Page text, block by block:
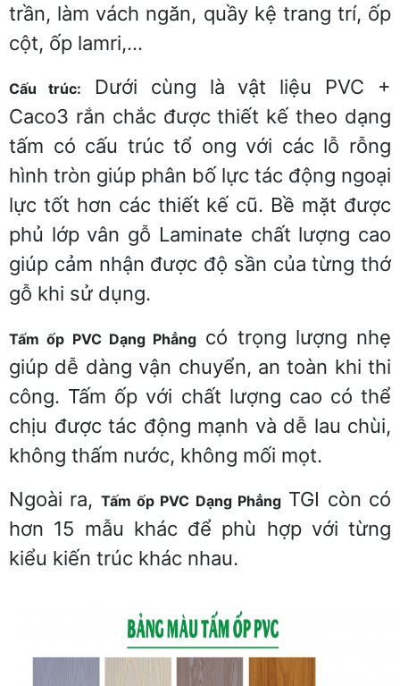
trần, làm vách ngăn, quầy kệ trang trí, ốp
cột, ốp lamri,…
Cấu trúc:
Dưới cùng là vật liệu PVC +
Caco3 rắn chắc được thiết kế theo dạng
tấm có cấu trúc tổ ong với các lỗ rỗng
hình tròn giúp phân bố lực tác động ngoại
lực tốt hơn các thiết kế cũ. Bề mặt được
phủ lớp vân gỗ Laminate chất lượng cao
giúp cảm nhận được độ sần của từng thớ
gỗ khi sử dụng.
Tấm ốp PVC Dạng Phẳng có trọng lượng nhẹ
giúp dễ dàng vận chuyển, an toàn khi thi
công. Tấm ốp với chất lượng cao có thể
chịu được tác động mạnh và dễ lau chùi,
không thấm nước, không mối mọt.
Ngoài ra, Tấm ốp PVC Dạng Phẳng TGI còn có
hơn 15 mẫu khác để phù hợp với từng
kiểu kiến trúc khác nhau.